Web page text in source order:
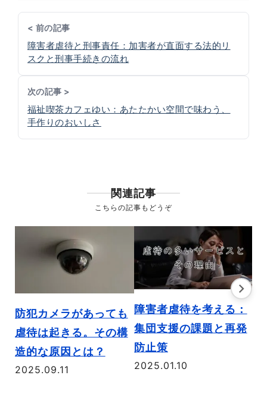
< 前の記事
障害者虐待と刑事責任：加害者が直面する法的リ
スクと刑事手続きの流れ
次の記事 >
福祉喫茶カフェゆい：あたたかい空間で味わう、
手作りのおいしさ
関連記事
こちらの記事もどうぞ
防犯カメラがあっても
虐待は起きる。その構
造的な原因とは？
2025.09.11
障害者虐待を考える：
集団支援の課題と再発
防止策
2025.01.10